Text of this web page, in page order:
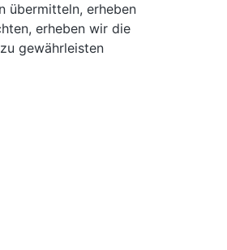
übermitteln, erheben
erheben wir die
gewährleisten